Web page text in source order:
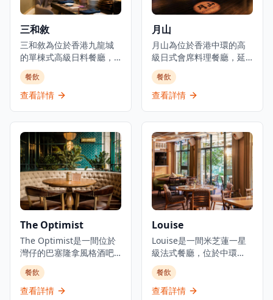
三和敘
三和敘為位於香港九龍城
的單棟式高級日料餐廳，
集結三大傳統日本料理：
壽司、鐵板燒、爐端燒的
日式餐飲概念。環境優美
以優質食材呈獻高級日式
料理，提供卓越的無菜單
料理體驗。主要菜單包括
三和敘御膳系列，如香煎
法國鴨肝伴美國安格斯牛
柳御膳（HK$268起）、燒
西京味噌銀鱈魚御膳
理。結合高級料理與聚會
元素，三和敘致力於為客
人提供頂級的日式用餐體
驗。
餐飲
查看詳情
月山
月山為位於香港中環的高
級日式會席料理餐廳，延
續米芝蓮星級日本料理的
血統。餐廳佔地3,000平方
呎，由資深廚藝團隊領
配佳餚的會席料理，同時
提供廚師發辦壽司料理及
各式地道和食選擇。餐廳
專注於無菜單料理及會席
晚餐體驗，體現日本飲食
文化中「時令食材」的精
神。季節性輪換的無菜單
帶領食客展開多道菜式的
美食之旅。餐廳位於H
Queen's，提供精緻用餐
體驗，採預約制服務。
餐飲
查看詳情
The Optimist
The Optimist是一間位於
灣仔的巴塞隆拿風格酒吧
及西班牙烤肉餐廳，佔地
三層，提供正宗慷慨的西
班牙北部用餐體驗。餐廳
餐飲
查看詳情
Louise
Louise是一間米芝蓮一星
級法式餐廳，位於中環
PMQ（前已婚警察宿舍）
的兩層歷史建築內，是香
港的創意中心。這是JIA
餐飲
查看詳情